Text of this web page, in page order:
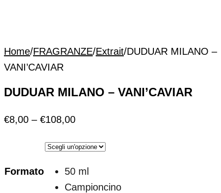
Home/FRAGRANZE/Extrait/DUDUAR MILANO –
VANI’CAVIAR
DUDUAR MILANO – VANI’CAVIAR
€8,00 – €108,00
Formato
50 ml
Campioncino